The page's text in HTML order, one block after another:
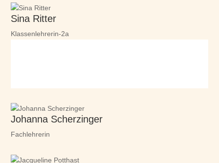
Sina Ritter
Klassenlehrerin-2a
Johanna Scherzinger
Fachlehrerin